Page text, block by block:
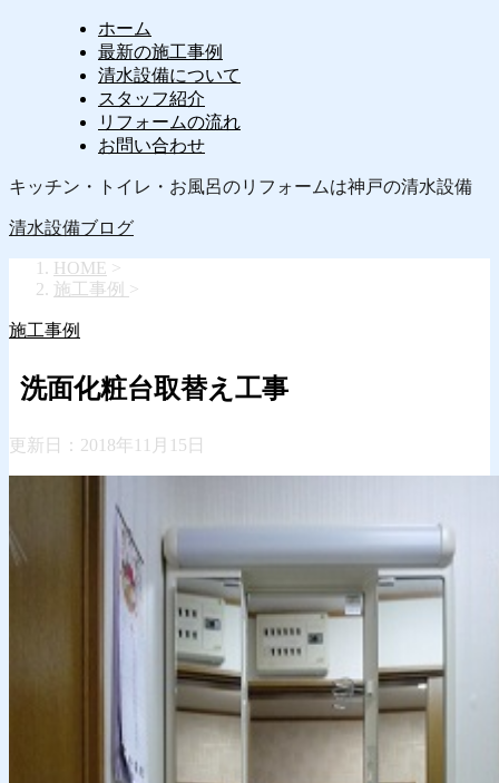
ホーム
最新の施工事例
清水設備について
スタッフ紹介
リフォームの流れ
お問い合わせ
キッチン・トイレ・お風呂のリフォームは神戸の清水設備
清水設備ブログ
HOME >
施工事例 >
施工事例
洗面化粧台取替え工事
更新日： 2018年11月15日